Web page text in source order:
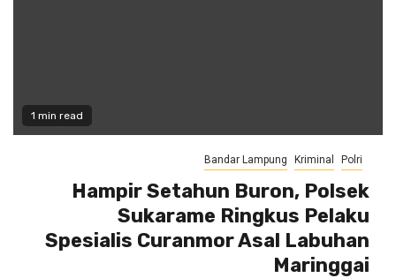
1 min read
Bandar Lampung Kriminal Polri
Hampir Setahun Buron, Polsek
Sukarame Ringkus Pelaku
Spesialis Curanmor Asal Labuhan
Maringgai